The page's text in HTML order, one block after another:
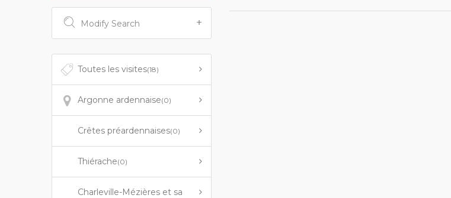
Modify Search
Toutes les visites(18)
Argonne ardennaise(0)
Crêtes préardennaises(0)
Thiérache(0)
Charleville-Mézières et sa